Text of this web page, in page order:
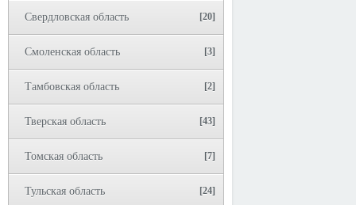
Свердловская область [20]
Смоленская область [3]
Тамбовская область [2]
Тверская область [43]
Томская область [7]
Тульская область [24]